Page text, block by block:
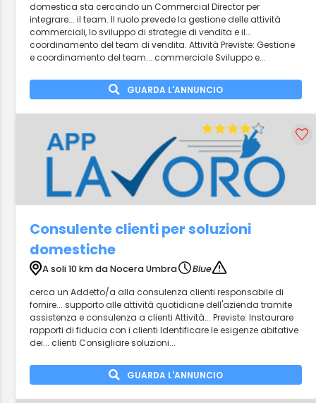
domestica sta cercando un Commercial Director per
integrare... il team. Il ruolo prevede la gestione delle attività
commerciali, lo sviluppo di strategie di vendita e il...
coordinamento del team di vendita. Attività Previste: Gestione
e coordinamento del team... commerciale Sviluppo e...
GUARDA L'ANNUNCIO
Consulente clienti per soluzioni
domestiche
A soli 10 km da Nocera Umbra
Blue
cerca un Addetto/a alla consulenza clienti responsabile di
fornire... supporto alle attività quotidiane dell'azienda tramite
assistenza e consulenza a clienti Attività... Previste: Instaurare
rapporti di fiducia con i clienti Identificare le esigenze abitative
dei... clienti Consigliare soluzioni...
GUARDA L'ANNUNCIO